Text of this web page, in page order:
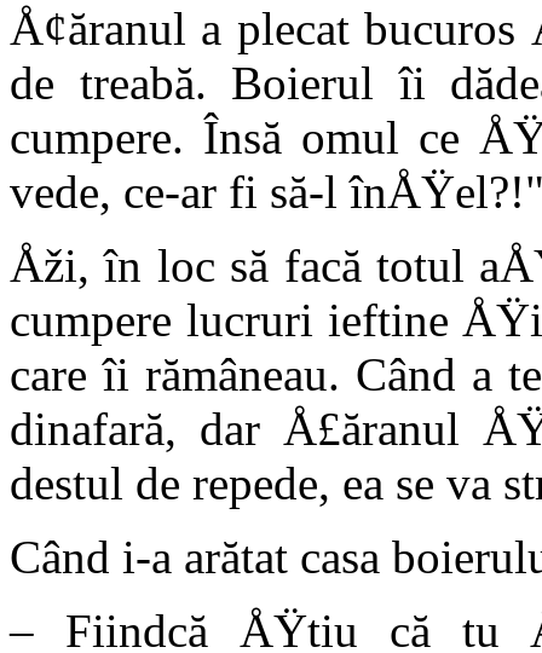
Å¢ăranul a plecat
de treabă. Boierul îi
cumpere. Însă omul ce
vede, ce-ar fi să-l
Åži, în loc să facă totul
cumpere lucruri ieftine
care îi rămâneau. Când a
dinafară, dar Å£ăranul
destul de repede, ea se va
Când i-a arătat casa
– Fiindcă ÅŸtiu că tu